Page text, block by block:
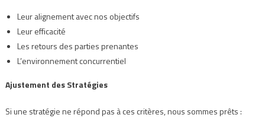
Leur alignement avec nos objectifs
Leur efficacité
Les retours des parties prenantes
L’environnement concurrentiel
Ajustement des Stratégies
Si une stratégie ne répond pas à ces critères, nous sommes prêts :